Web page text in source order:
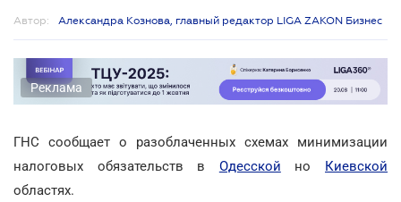
Автор: Александра Кознова, главный редактор LIGA ZAKON Бизнес
Реклама
ГНС сообщает о разоблаченных схемах минимизации
налоговых обязательств в Одесской но Киевской
областях.